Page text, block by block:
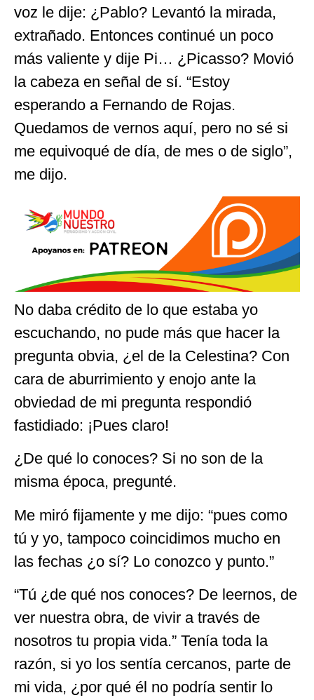
voz le dije: ¿Pablo? Levantó la mirada,
extrañado. Entonces continué un poco
más valiente y dije Pi… ¿Picasso? Movió
la cabeza en señal de sí. “Estoy
esperando a Fernando de Rojas.
Quedamos de vernos aquí, pero no sé si
me equivoqué de día, de mes o de siglo”,
me dijo.
No daba crédito de lo que estaba yo
escuchando, no pude más que hacer la
pregunta obvia, ¿el de la Celestina? Con
cara de aburrimiento y enojo ante la
obviedad de mi pregunta respondió
fastidiado: ¡Pues claro!
¿De qué lo conoces? Si no son de la
misma época, pregunté.
Me miró fijamente y me dijo: “pues como
tú y yo, tampoco coincidimos mucho en
las fechas ¿o sí? Lo conozco y punto.”
“Tú ¿de qué nos conoces? De leernos, de
ver nuestra obra, de vivir a través de
nosotros tu propia vida.” Tenía toda la
razón, si yo los sentía cercanos, parte de
mi vida, ¿por qué él no podría sentir lo